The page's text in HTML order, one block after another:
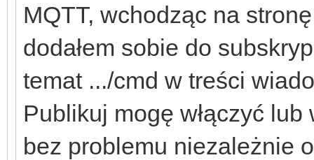
MQTT, wchodząc na
dodałem sobie do
temat .../cmd w treści
Publikuj mogę włączyć lub
bez problemu niezależnie